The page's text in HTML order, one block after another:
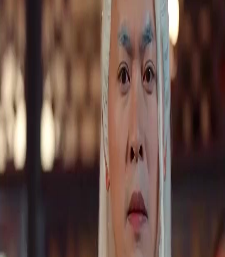
Desbloquear este episódio
Todos os episódios (Dublagem)O Novato Mais Forte do Mundo
(Dublagem)O Novato Mais Forte do Mundo
Virada de Jogo
Caio descobre que a Lança Celeste, artefato crucial para defender o reino, está danificada e
precisa de uma peça rara para ser consertada. Ele recebe um medalhão valioso que pode
Helena em perigo.Será que Caio conseguirá encontrar a peça faltante a tempo de salvar